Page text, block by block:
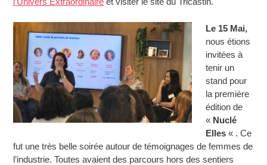
Le 15 Mai,
nous étions
invitées à
tenir un
stand pour
la première
édition de
« Nuclé
Elles« . Ce
fut une très belle soirée autour de témoignages de femmes de
l’industrie. Toutes avaient des parcours hors des sentiers